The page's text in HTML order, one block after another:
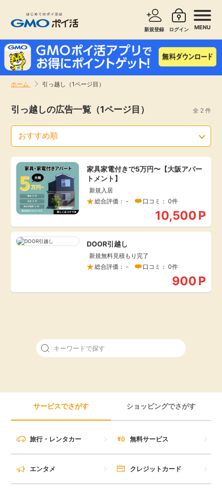
新規登録 ログイン MENU
ホーム 引っ越し（1ページ目）
無料
即日還元
アンケート
お友達紹介
毎日ゲット
特集一覧
サービスで探す ショッピングで探す
旅行・レンタカー
無料サービス
エンタメ
クレジットカード
暮らし
引っ越し
学び
美容・健康
引っ越しの広告一覧（1ページ目） 全 2 件
家具家電付きで5万円〜【大阪アパー
トメント】
新規入居
総合評価： -
口コミ： 0件
10,500P
DOOR引越し
新規無料見積もり完了
総合評価： -
口コミ： 0件
900P
サービスでさがす ショッピングでさがす
旅行・レンタカー 無料サービス
エンタメ クレジットカード